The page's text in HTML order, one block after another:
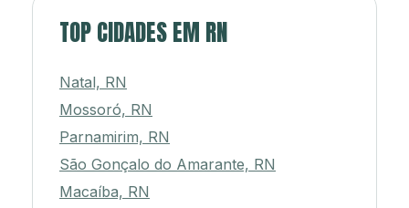
TOP CIDADES EM RN
Natal, RN
Mossoró, RN
Parnamirim, RN
São Gonçalo do Amarante, RN
Macaíba, RN